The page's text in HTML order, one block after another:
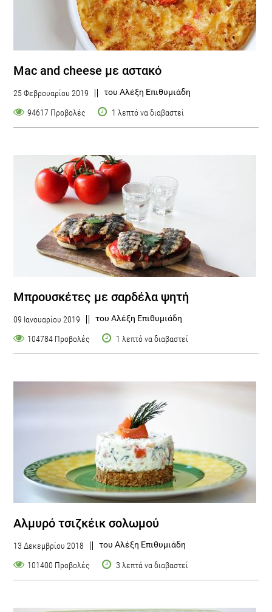
Mac and cheese με αστακό
25 Φεβρουαρίου 2019 του Αλέξη Επιθυμιάδη
94617 Προβολές 1 λεπτό να διαβαστεί
Μπρουσκέτες με σαρδέλα ψητή
09 Ιανουαρίου 2019 του Αλέξη Επιθυμιάδη
104784 Προβολές 1 λεπτό να διαβαστεί
Αλμυρό τσιζκέικ σολωμού
13 Δεκεμβρίου 2018 του Αλέξη Επιθυμιάδη
101400 Προβολές 3 λεπτά να διαβαστεί